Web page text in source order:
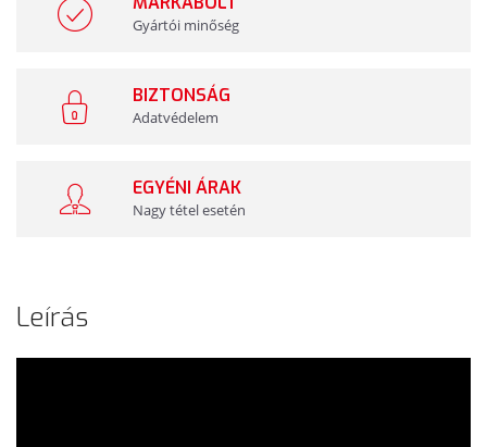
Gyártói minőség
BIZTONSÁG
Adatvédelem
EGYÉNI ÁRAK
Nagy tétel esetén
Leírás